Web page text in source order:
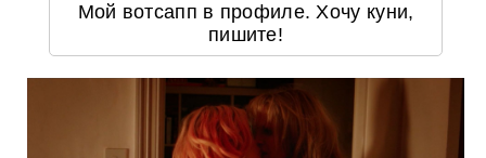
Мой вотсапп в профиле. Хочу куни,
пишите!